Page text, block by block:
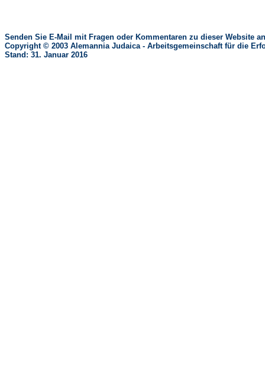
Senden Sie E-Mail mit Fragen oder Kommentaren zu dieser Website
Copyright © 2003 Alemannia Judaica - Arbeitsgemeinschaft für die
Stand: 31. Januar 2016